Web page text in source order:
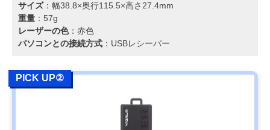
サイズ：幅38.8×奥行115.5×高さ27.4mm
重量 ：57g
レーザーの色：赤色
パソコンとの接続方式 ：USBレシーバー
PICK UP②